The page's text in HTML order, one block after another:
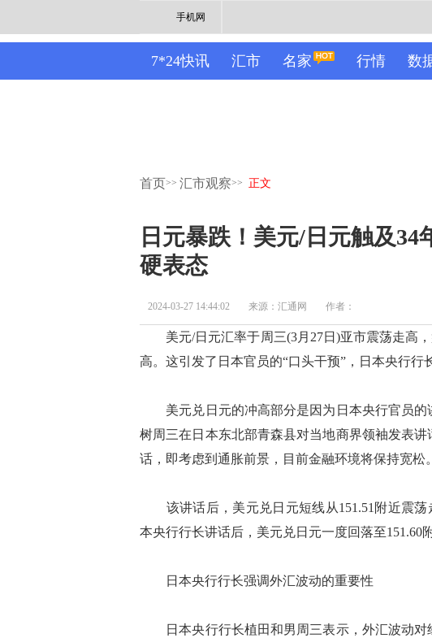
手机网
7*24快讯 汇市 名家 行情 数
首页>> 汇市观察>> 正文
日元暴跌！美元/日元触及
硬表态
2024-03-27 14:44:02 来源：汇通网 作者：
美元/日元汇率于周三(3月27日)亚市震荡走高，
高。这引发了日本官员的“口头干预”，日本央行行
美元兑日元的冲高部分是因为日本央行官员的
树周三在日本东北部青森县对当地商界领袖发表
话，即考虑到通胀前景，目前金融环境将保持宽松。
该讲话后，美元兑日元短线从151.51附近震荡
本央行行长讲话后，美元兑日元一度回落至151.60附
日本央行行长强调外汇波动的重要性
日本央行行长植田和男周三表示，外汇波动对